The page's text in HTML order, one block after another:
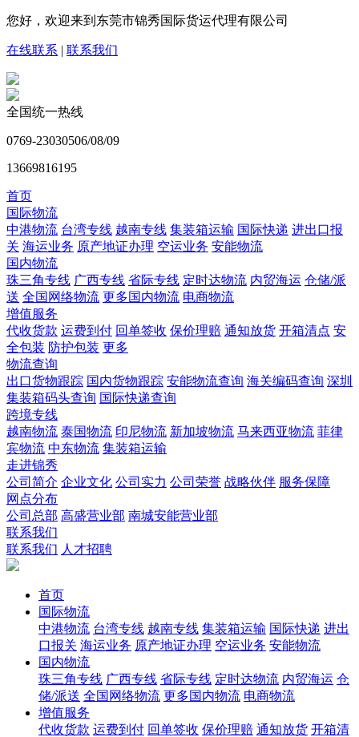
您好，欢迎来到东莞市锦秀国际货运代理有限公司
在线联系 | 联系我们
全国统一热线
0769-23030506/08/09
13669816195
首页
国际物流
中港物流 台湾专线 越南专线 集装箱运输 国际快递 进出口报
关 海运业务 原产地证办理 空运业务 安能物流
国内物流
珠三角专线 广西专线 省际专线 定时达物流 内贸海运 仓储/派
送 全国网络物流 更多国内物流 电商物流
增值服务
代收货款 运费到付 回单签收 保价理赔 通知放货 开箱清点 安
全包装 防护包装 更多
物流查询
出口货物跟踪 国内货物跟踪 安能物流查询 海关编码查询 深圳
集装箱码头查询 国际快递查询
跨境专线
越南物流 泰国物流 印尼物流 新加坡物流 马来西亚物流 菲律
宾物流 中东物流 集装箱运输
走进锦秀
公司简介 企业文化 公司实力 公司荣誉 战略伙伴 服务保障
网点分布
公司总部 高盛营业部 南城安能营业部
联系我们
联系我们 人才招聘
首页
国际物流
中港物流 台湾专线 越南专线 集装箱运输 国际快递 进出
口报关 海运业务 原产地证办理 空运业务 安能物流
国内物流
珠三角专线 广西专线 省际专线 定时达物流 内贸海运 仓
储/派送 全国网络物流 更多国内物流 电商物流
增值服务
代收货款 运费到付 回单签收 保价理赔 通知放货 开箱清